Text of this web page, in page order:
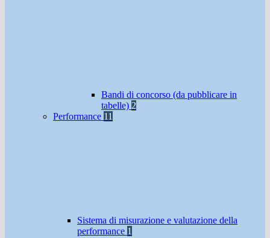
Bandi di concorso (da pubblicare in
tabelle) 2
Performance 11
Sistema di misurazione e valutazione della
performance 1